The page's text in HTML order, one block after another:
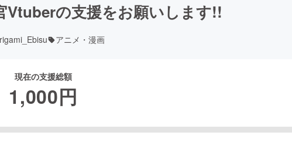
Vtuberの支援をお願いします!!
アニメ・漫画
現在の支援総額
1,000円